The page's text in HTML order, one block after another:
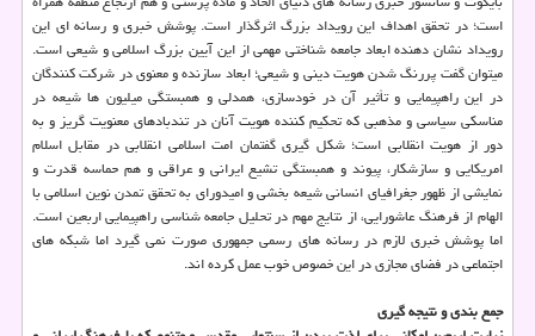
است؛ در تحقق اهداف این رویداد بزرگ اثرگذار است. پوشش خبری و رسانه ای این
رویداد نشان دهنده ابعاد جامعه شناختی مهمی از این آیین بزرگ اسلامی و شیعی است.
می­توان گفت پررنگ شدن هویت دینی و شیعی؛ ابعاد سازنده و معنوی در شركت كنندگان
در این راهپیمایی و تأثیر آن در خودسازی، همدلی و همبستگی میلیون ها شیعه در
مناسكی سیاسی و مذهبی كه تحكیم كننده هویت آنان در تندبادهای معنویت گریز و به
دور از هویت انقلابی است؛ شكل­ گیری گفتمان امت اسلامی انقلابی در مقابل اسلام
امریكایی و سازش­كار، پیوند و همبستگی تشیع ایرانی و عراقی و هم حماسه قدرت و
نمایشی از ظهور جغرافیای انسانی شیعه بخشی و امیدورای به تحقق تمدن نوین اسلامی با
الهام از فرهنگ عاشورایی، از نتایج مهم در تحلیل جامعه شناسی راهپیمایی اربعین است.
اما پوشش خبری لازم در رسانه های رسمی جمهوری صورت نمی گیرد اما شبكه های
اجتماعی در فضای مجازی در این خصوص خوب عمل كرده اند.
جمع بندی و نتیجه گیری